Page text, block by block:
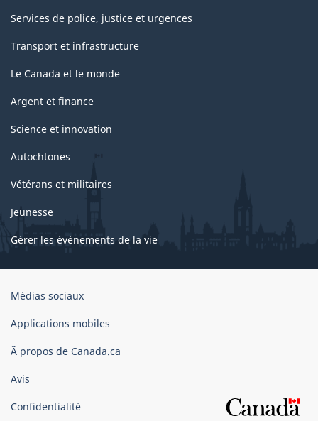
Services de police, justice et urgences
Transport et infrastructure
Le Canada et le monde
Argent et finance
Science et innovation
Autochtones
Vétérans et militaires
Jeunesse
Gérer les événements de la vie
Organisation
gouvernement
Canada
Médias sociaux
Applications mobiles
Ã propos de Canada.ca
Avis
Confidentialité